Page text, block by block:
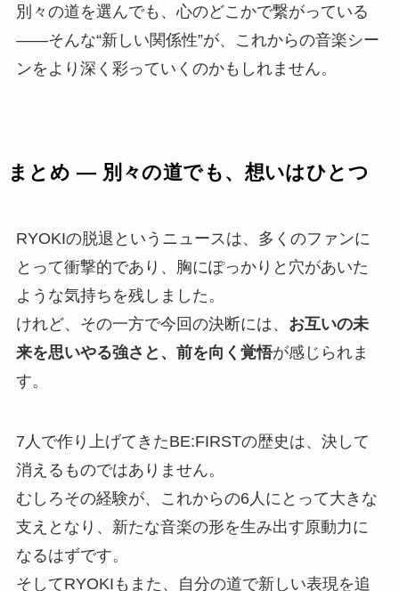
別々の道を選んでも、心のどこかで繋がっている
――そんな“新しい関係性”が、これからの音楽シー
ンをより深く彩っていくのかもしれません。
まとめ ― 別々の道でも、想いはひとつ
RYOKIの脱退というニュースは、多くのファンに
とって衝撃的であり、胸にぽっかりと穴があいた
ような気持ちを残しました。
けれど、その一方で今回の決断には、 お互いの未
来を思いやる強さと、前を向く覚悟が感じられま
す。
7人で作り上げてきたBE:FIRSTの歴史は、決して
消えるものではありません。
むしろその経験が、これからの6人にとって大きな
支えとなり、新たな音楽の形を生み出す原動力に
なるはずです。
そしてRYOKIもまた、自分の道で新しい表現を追